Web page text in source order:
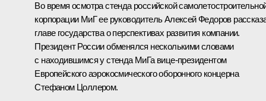
Во время осмотра стенда российской
корпорации МиГ ее руководитель Алексей Федоров
главе государства о перспективах развития компании.
Президент России обменялся несколькими словами
с находившимся у стенда МиГа вице-президентом
Европейского аэрокосмического оборонного концерна
Стефаном Цоллером.